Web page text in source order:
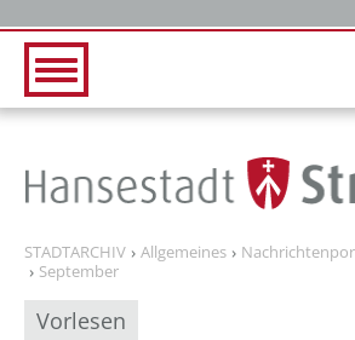
STADTARCHIV Allgemeines
September
Vorlesen